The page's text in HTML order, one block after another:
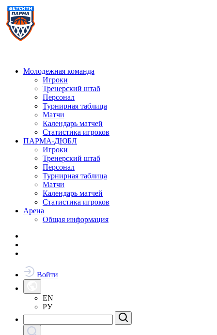
Молодежная команда
Игроки
Тренерский штаб
Персонал
Турнирная таблица
Матчи
Календарь матчей
Статистика игроков
ПАРМА-ДЮБЛ
Игроки
Тренерский штаб
Персонал
Турнирная таблица
Матчи
Календарь матчей
Статистика игроков
Арена
Общая информация
Войти
EN
РУ